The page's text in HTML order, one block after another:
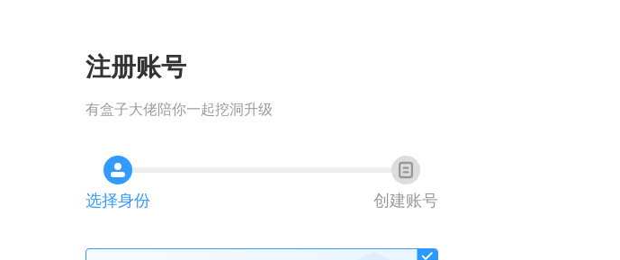
注册账号
有盒子大佬陪你一起挖洞升级
选择身份 创建账号